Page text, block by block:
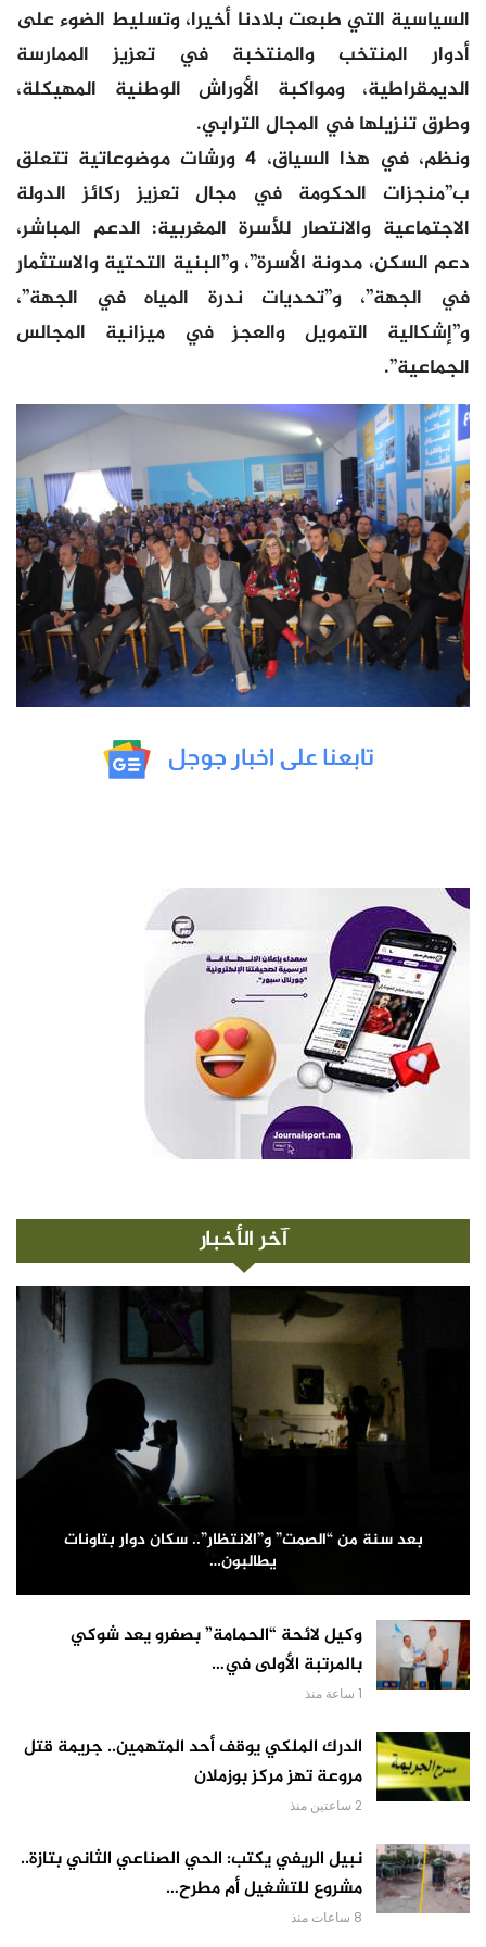
السياسية التي طبعت بلادنا أخيرا، وتسليط الضوء على
أدوار المنتخب والمنتخبة في تعزيز الممارسة
الديمقراطية، ومواكبة الأوراش الوطنية المهيكلة،
وطرق تنزيلها في المجال الترابي.
ونظم، في هذا السياق، 4 ورشات موضوعاتية تتعلق
ب”منجزات الحكومة في مجال تعزيز ركائز الدولة
الاجتماعية والانتصار للأسرة المغربية: الدعم المباشر،
دعم السكن، مدونة الأسرة”، و”البنية التحتية والاستثمار
في الجهة”، و”تحديات ندرة المياه في الجهة”،
و”إشكالية التمويل والعجز في ميزانية المجالس
الجماعية”.
آخر الأخبار
بعد سنة من “الصمت” و”الانتظار”.. سكان دوار بتاونات
يطالبون…
وكيل لائحة “الحمامة” بصفرو يعد شوكي
بالمرتبة الأولى في…
1 ساعة منذ
الدرك الملكي يوقف أحد المتهمين.. جريمة قتل
مروعة تهز مركز بوزملان
2 ساعتين منذ
نبيل الريفي يكتب: الحي الصناعي الثاني بتازة..
مشروع للتشغيل أم مطرح…
8 ساعات منذ